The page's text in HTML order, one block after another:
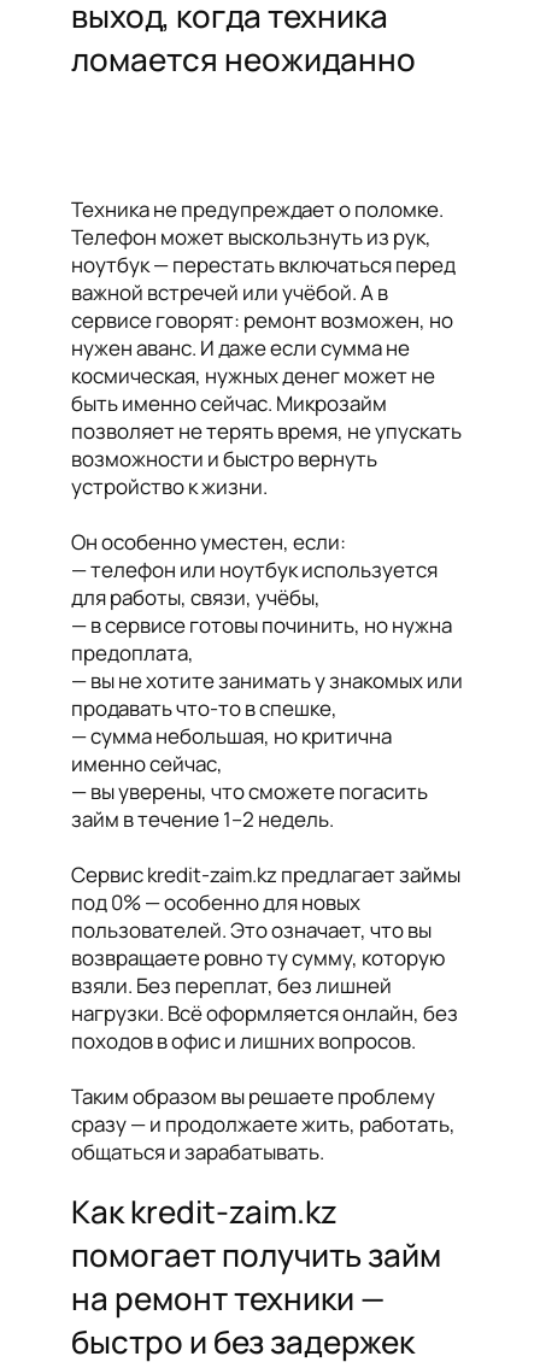
выход, когда техника
ломается неожиданно
Техника не предупреждает о поломке.
Телефон может выскользнуть из рук,
ноутбук — перестать включаться перед
важной встречей или учёбой. А в
сервисе говорят: ремонт возможен, но
нужен аванс. И даже если сумма не
космическая, нужных денег может не
быть именно сейчас. Микрозайм
позволяет не терять время, не упускать
возможности и быстро вернуть
устройство к жизни.
Он особенно уместен, если:
— телефон или ноутбук используется
для работы, связи, учёбы,
— в сервисе готовы починить, но нужна
предоплата,
— вы не хотите занимать у знакомых или
продавать что-то в спешке,
— сумма небольшая, но критична
именно сейчас,
— вы уверены, что сможете погасить
займ в течение 1–2 недель.
Сервис kredit-zaim.kz предлагает займы
под 0% — особенно для новых
пользователей. Это означает, что вы
возвращаете ровно ту сумму, которую
взяли. Без переплат, без лишней
нагрузки. Всё оформляется онлайн, без
походов в офис и лишних вопросов.
Таким образом вы решаете проблему
сразу — и продолжаете жить, работать,
общаться и зарабатывать.
Как kredit-zaim.kz
помогает получить займ
на ремонт техники —
быстро и без задержек